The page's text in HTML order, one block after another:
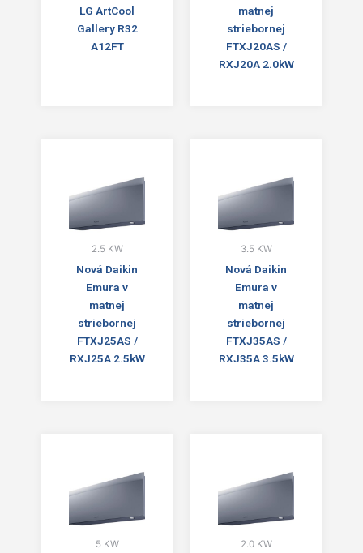
LG ArtCool
Gallery R32
A12FT
matnej
striebornej
FTXJ20AS /
RXJ20A 2.0kW
2.5 KW
Nová Daikin
Emura v
matnej
striebornej
FTXJ25AS /
RXJ25A 2.5kW
3.5 KW
Nová Daikin
Emura v
matnej
striebornej
FTXJ35AS /
RXJ35A 3.5kW
5 KW 2.0 KW